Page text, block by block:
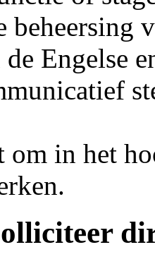
Engelse
in het